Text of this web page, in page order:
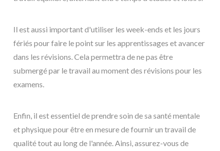
Il est aussi important d'utiliser les week-ends et les jours
fériés pour faire le point sur les apprentissages et avancer
dans les révisions. Cela permettra de ne pas être
submergé par le travail au moment des révisions pour les
examens.
Enfin, il est essentiel de prendre soin de sa santé mentale
et physique pour être en mesure de fournir un travail de
qualité tout au long de l'année. Ainsi, assurez-vous de